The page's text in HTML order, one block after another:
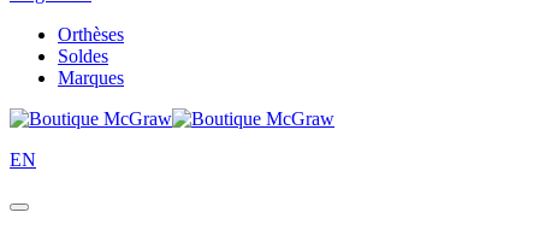
Orthèses
Soldes
Marques
EN